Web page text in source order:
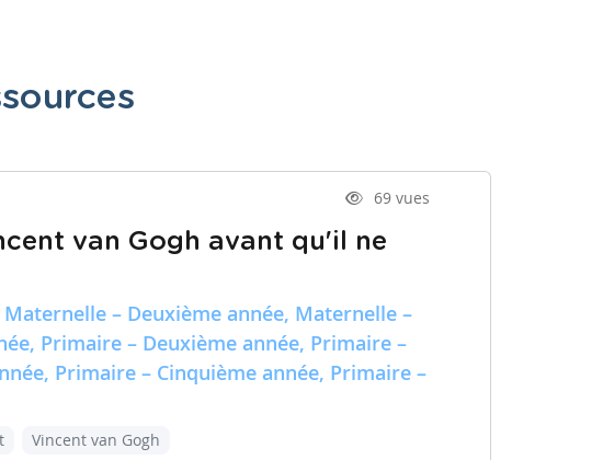
69 vues
van Gogh avant qu'il ne
Maternelle – Deuxième année, Maternelle –
Primaire – Deuxième année, Primaire –
Primaire – Cinquième année, Primaire –
Vincent van Gogh